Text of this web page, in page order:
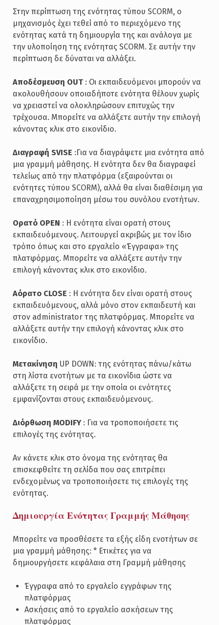
Στην περίπτωση της ενότητας τύπου SCORM, ο
μηχανισμός έχει τεθεί από το περιεχόμενο της
ενότητας κατά τη δημιουργία της και ανάλογα με
την υλοποίηση της ενότητας SCORM. Σε αυτήν την
περίπτωση δε δύναται να αλλάξει.
Αποδέσμευση OUT: Οι εκπαιδευόμενοι μπορούν να
ακολουθήσουν οποιαδήποτε ενότητα θέλουν χωρίς
να χρειαστεί να ολοκληρώσουν επιτυχώς την
τρέχουσα. Μπορείτε να αλλάξετε αυτήν την επιλογή
κάνοντας κλικ στο εικονίδιο.
Διαγραφή SVISE :Για να διαγράψετε μια ενότητα από
μια γραμμή μάθησης. Η ενότητα δεν θα διαγραφεί
τελείως από την πλατφόρμα (εξαιρούνται οι
ενότητες τύπου SCORM), αλλά θα είναι διαθέσιμη για
επαναχρησιμοποίηση μέσω του συνόλου ενοτήτων.
Ορατό OPEN : Η ενότητα είναι ορατή στους
εκπαιδευόμενους. Λειτουργεί ακριβώς με τον ίδιο
τρόπο όπως και στο εργαλείο «Έγγραφα» της
πλατφόρμας. Μπορείτε να αλλάξετε αυτήν την
επιλογή κάνοντας κλικ στο εικονίδιο.
Αόρατο CLOSE : Η ενότητα δεν είναι ορατή στους
εκπαιδευόμενους, αλλά μόνο στον εκπαιδευτή και
στον administrator της πλατφόρμας. Μπορείτε να
αλλάξετε αυτήν την επιλογή κάνοντας κλικ στο
εικονίδιο.
Μετακίνηση UP DOWN: της ενότητας πάνω/κάτω
στη λίστα ενοτήτων με τα εικονίδια ώστε να
αλλάξετε τη σειρά με την οποία οι ενότητες
εμφανίζονται στους εκπαιδευόμενους.
Διόρθωση MODIFY: Για να τροποποιήσετε τις
επιλογές της ενότητας.
Αν κάνετε κλικ στο όνομα της ενότητας θα
επισκεφθείτε τη σελίδα που σας επιτρέπει
ενδεχομένως να τροποποιήσετε τις επιλογές της
ενότητας.
Δημιουργία Ενότητας Γραμμής Μάθησης
Μπορείτε να προσθέσετε τα εξής είδη ενοτήτων σε
μια γραμμή μάθησης: * Ετικέτες για να
δημιουργήσετε κεφάλαια στη Γραμμή μάθησης
Έγγραφα από το εργαλείο εγγράφων της
πλατφόρμας
Ασκήσεις από το εργαλείο ασκήσεων της
πλατφόρμας